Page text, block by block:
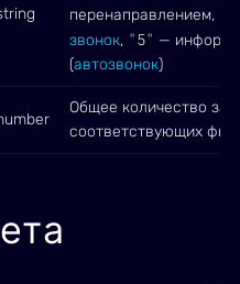
перенаправлением,
звонок, "5" —
(автозвонок)
Общее количество
соответствующих